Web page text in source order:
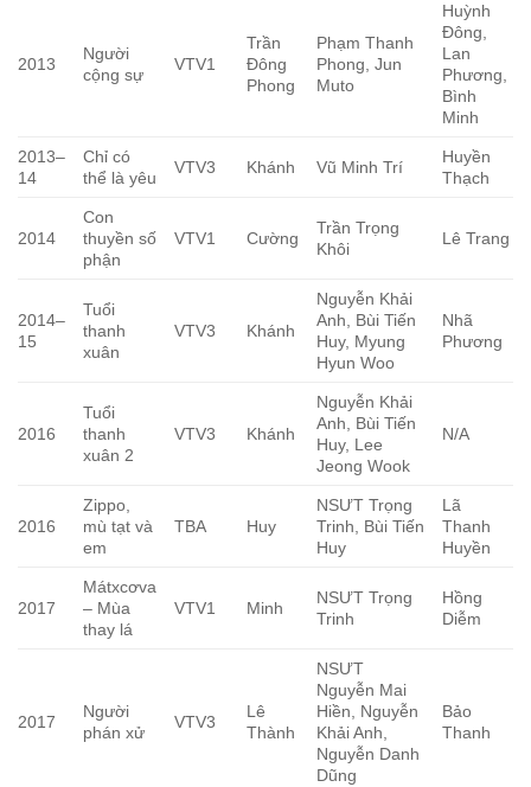
2013
Người
cộng sự
VTV1
Trần
Đông
Phong
Phạm Thanh
Phong, Jun
Muto
Huỳnh
Đông,
Lan
Phương,
Bình
Minh
2013–
14
Chỉ có
thể là yêu
VTV3 Khánh Vũ Minh Trí
Huyền
Thạch
2014
Con
thuyền số
phận
VTV1 Cường
Trần Trọng
Khôi
Lê Trang
2014–
15
Tuổi
thanh
xuân
VTV3 Khánh
Nguyễn Khải
Anh, Bùi Tiến
Huy, Myung
Hyun Woo
Nhã
Phương
2016
Tuổi
thanh
xuân 2
VTV3 Khánh
Nguyễn Khải
Anh, Bùi Tiến
Huy, Lee
Jeong Wook
N/A
2016
Zippo,
mù tạt và
em
TBA Huy
NSƯT Trọng
Trinh, Bùi Tiến
Huy
Lã
Thanh
Huyền
2017
Mátxcơva
– Mùa
thay lá
VTV1 Minh
NSƯT Trọng
Trinh
Hồng
Diễm
2017
Người
phán xử
VTV3
Lê
Thành
NSƯT
Nguyễn Mai
Hiền, Nguyễn
Khải Anh,
Nguyễn Danh
Dũng
Bảo
Thanh